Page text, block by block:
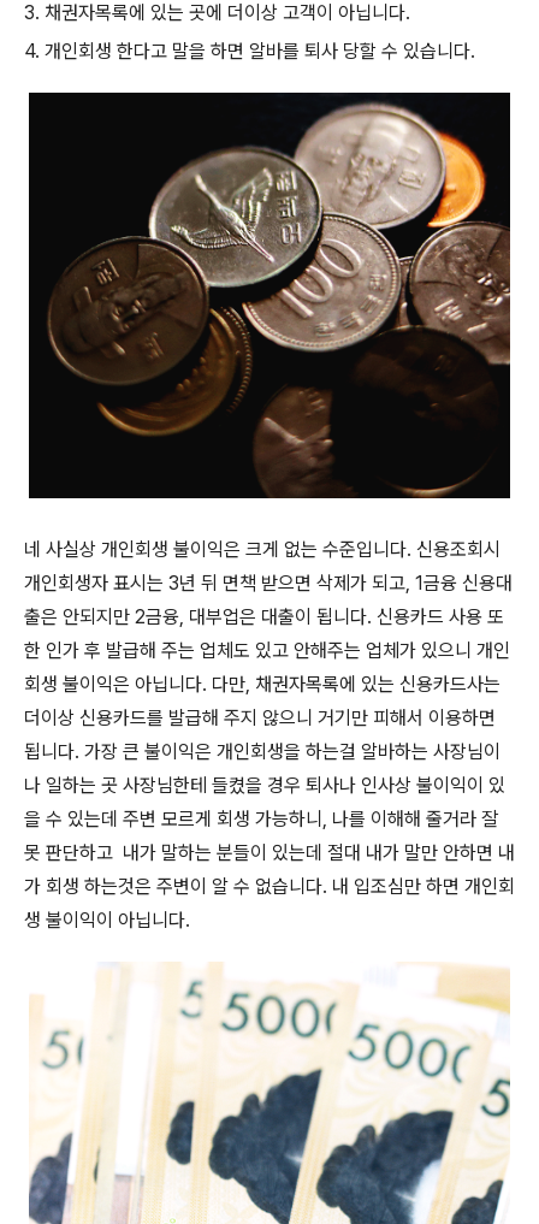
3. 채권자목록에 있는 곳에 더이상 고객이 아닙니다.
4. 개인회생 한다고 말을 하면 알바를 퇴사 당할 수 있습니다.
네 사실상 개인회생 불이익은 크게 없는 수준입니다. 신용조회시
개인회생자 표시는 3년 뒤 면책 받으면 삭제가 되고, 1금융 신용대
출은 안되지만 2금융, 대부업은 대출이 됩니다. 신용카드 사용 또
한 인가 후 발급해 주는 업체도 있고 안해주는 업체가 있으니 개인
회생 불이익은 아닙니다. 다만, 채권자목록에 있는 신용카드사는
더이상 신용카드를 발급해 주지 않으니 거기만 피해서 이용하면
됩니다. 가장 큰 불이익은 개인회생을 하는걸 알바하는 사장님이
나 일하는 곳 사장님한테 들켰을 경우 퇴사나 인사상 불이익이 있
을 수 있는데 주변 모르게 회생 가능하니, 나를 이해해 줄거라 잘
못 판단하고 내가 말하는 분들이 있는데 절대 내가 말만 안하면 내
가 회생 하는것은 주변이 알 수 없습니다. 내 입조심만 하면 개인회
생 불이익이 아닙니다.